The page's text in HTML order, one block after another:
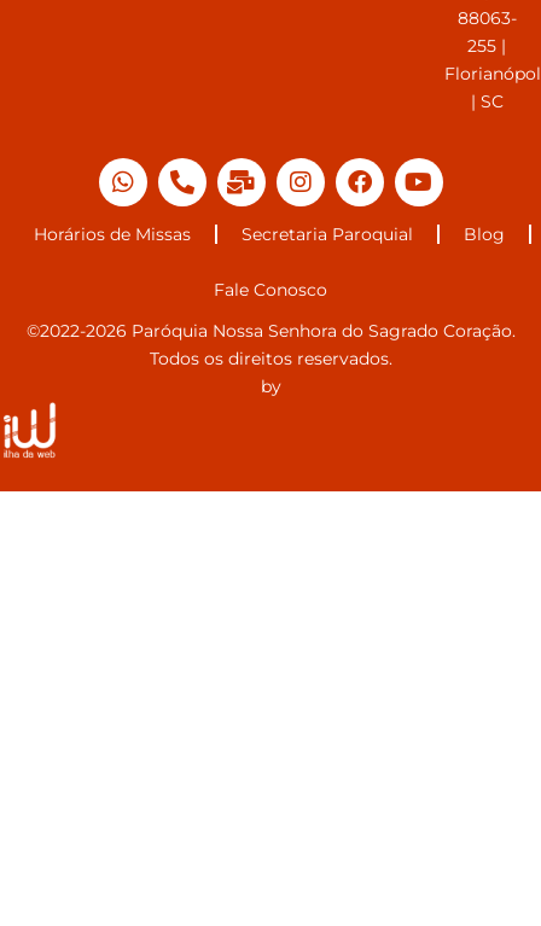
88063-
255 |
| SC
Horários de Missas Secretaria Paroquial Blog
Fale Conosco
©2022-2026 Paróquia Nossa Senhora do Sagrado Coração.
Todos os direitos reservados.
by